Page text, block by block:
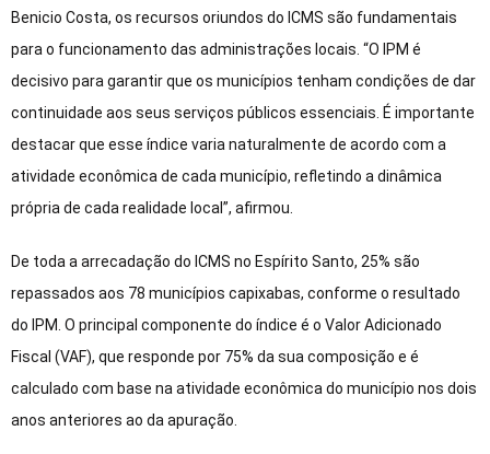
Benicio Costa, os recursos oriundos do ICMS são fundamentais
para o funcionamento das administrações locais. “O IPM é
decisivo para garantir que os municípios tenham condições de dar
continuidade aos seus serviços públicos essenciais. É importante
destacar que esse índice varia naturalmente de acordo com a
atividade econômica de cada município, refletindo a dinâmica
própria de cada realidade local”, afirmou.
De toda a arrecadação do ICMS no Espírito Santo, 25% são
repassados aos 78 municípios capixabas, conforme o resultado
do IPM. O principal componente do índice é o Valor Adicionado
Fiscal (VAF), que responde por 75% da sua composição e é
calculado com base na atividade econômica do município nos dois
anos anteriores ao da apuração.